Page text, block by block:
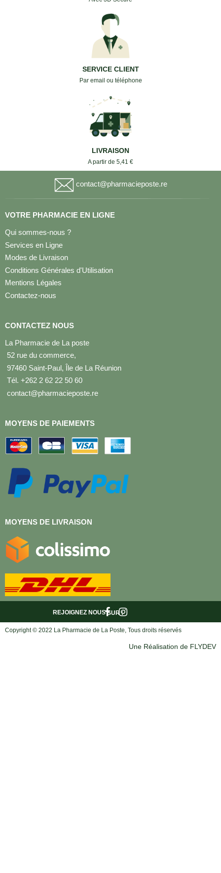
SERVICE CLIENT
Par email ou téléphone
LIVRAISON
A partir de 5,41 €
contact@pharmacieposte.re
VOTRE PHARMACIE EN LIGNE
Qui sommes-nous ?
Services en Ligne
Modes de Livraison
Conditions Générales d'Utilisation
Mentions Légales
Contactez-nous
CONTACTEZ NOUS
La Pharmacie de La poste
52 rue du commerce,
97460 Saint-Paul, Île de La Réunion
Tél. +262 2 62 22 50 60
contact@pharmacieposte.re
MOYENS DE PAIEMENTS
MOYENS DE LIVRAISON
SUR :
REJOIGNEZ NOUS
Copyright © 2022 La Pharmacie de La Poste, Tous droits réservés
Une Réalisation de FLYDEV